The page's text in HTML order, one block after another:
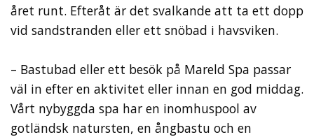
året runt. Efteråt är det svalkande att ta ett dopp
vid sandstranden eller ett snöbad i havsviken.
– Bastubad eller ett besök på Mareld Spa passar
väl in efter en aktivitet eller innan en god middag.
Vårt nybyggda spa har en inomhuspool av
gotländsk natursten, en ångbastu och en